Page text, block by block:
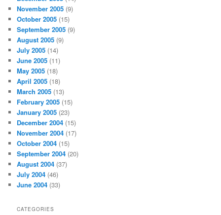
November 2005 (9)
October 2005 (15)
September 2005 (9)
August 2005 (9)
July 2005 (14)
June 2005 (11)
May 2005 (18)
April 2005 (18)
March 2005 (13)
February 2005 (15)
January 2005 (23)
December 2004 (15)
November 2004 (17)
October 2004 (15)
September 2004 (20)
August 2004 (37)
July 2004 (46)
June 2004 (33)
CATEGORIES